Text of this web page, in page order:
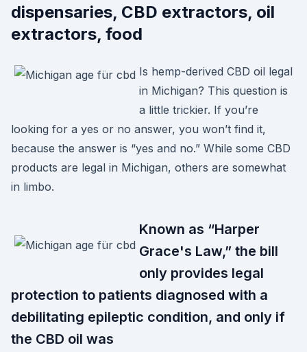
dispensaries, CBD extractors, oil
extractors, food
Is hemp-derived CBD oil legal
in Michigan? This question is
a little trickier. If you’re
looking for a yes or no answer, you won’t find it,
because the answer is “yes and no.” While some CBD
products are legal in Michigan, others are somewhat
in limbo.
Known as “Harper
Grace's Law,” the bill
only provides legal
protection to patients diagnosed with a
debilitating epileptic condition, and only if
the CBD oil was